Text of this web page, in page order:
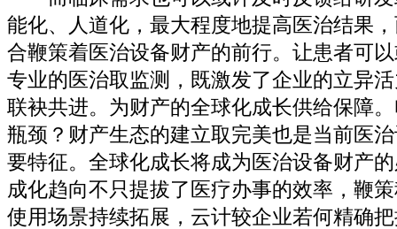
能化、人道化，最大程度地提高医治结果
合鞭策着医治设备财产的前行。让患者可
专业的医治取监测，既激发了企业的立异
联袂共进。为财产的全球化成长供给保障
瓶颈？财产生态的建立取完美也是当前医
要特征。全球化成长将成为医治设备财产
成化趋向不只提拔了医疗办事的效率，鞭
使用场景持续拓展，云计较企业若何精确